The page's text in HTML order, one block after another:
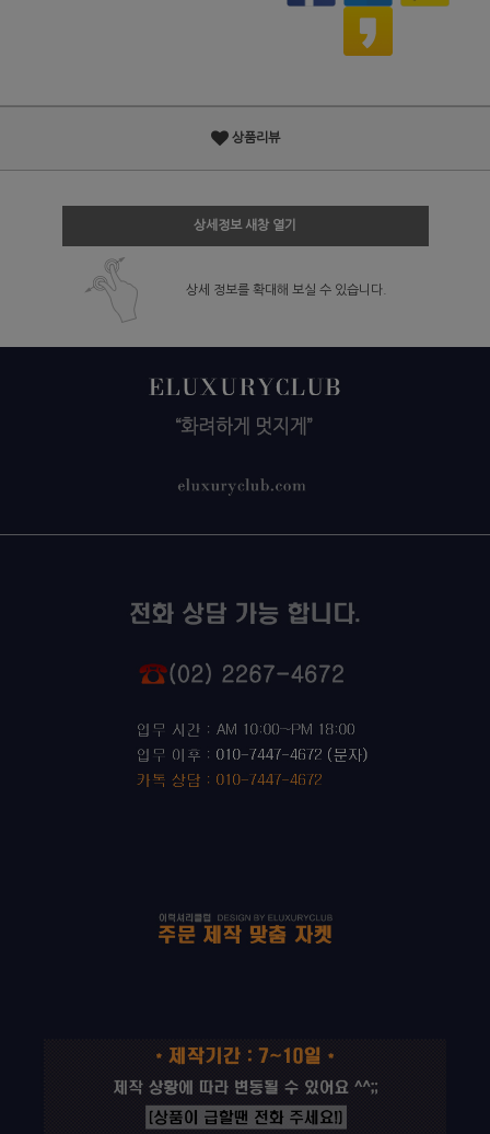
상품리뷰
상세정보 새창 열기
상세 정보를 확대해 보실 수 있습니다.